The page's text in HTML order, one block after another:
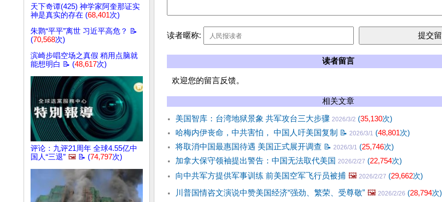
天下奇谭(425) 神学家阿奎那证实
神是真实的存在 (68,401次)
朱鹮“平平”离世 习近平高危？ 📝
(70,568次)
滨崎步唱空场之真假 稍用点脑就
能想明白 📝 (48,617次)
评论：九评21周年 全球4.55亿中
国人“三退” 🖼️ 📝 (74,797次)
读者暱称:
读者留言
欢迎您的留言反馈。
相关文章
美国智库：台湾地狱景象 共军攻台三大步骤 2026/3/2 (35,130次)
哈梅内伊丧命，中共害怕， 中国人吁美国复制 📝 2026/3/1 (48,801次)
将取消中国最惠国待遇 美国正式展开调查 📝 2026/3/1 (25,746次)
加拿大保守领袖提出警告：中国无法取代美国 2026/2/27 (22,754次)
向中共军方提供军事训练 前美国空军飞行员被捕 🖼️ 2026/2/27 (29,662次)
川普国情咨文演说中赞美国经济“强劲、繁荣、受尊敬” 🖼️ 2026/2/26 (28,794次)